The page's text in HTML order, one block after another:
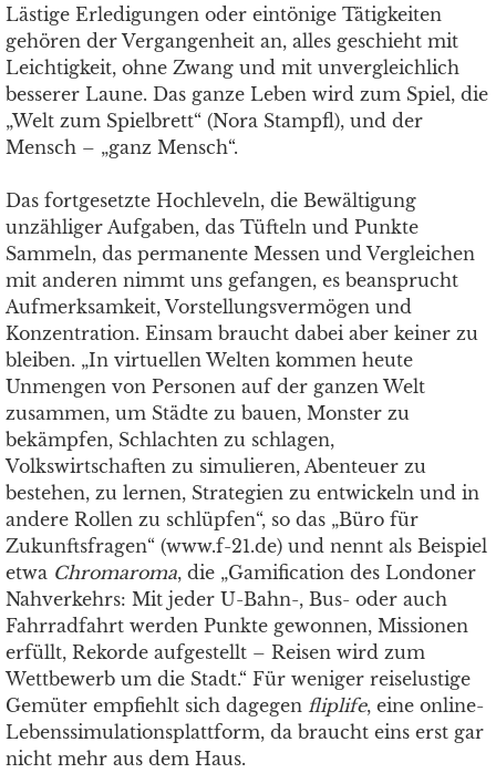
Lästige Erledigungen oder eintönige Tätigkeiten
gehören der Vergangenheit an, alles geschieht mit
Leichtigkeit, ohne Zwang und mit unvergleichlich
besserer Laune. Das ganze Leben wird zum Spiel, die
„Welt zum Spielbrett“ (Nora Stampfl), und der
Mensch – „ganz Mensch“.
Das fortgesetzte Hochleveln, die Bewältigung
unzähliger Aufgaben, das Tüfteln und Punkte
Sammeln, das permanente Messen und Vergleichen
mit anderen nimmt uns gefangen, es beansprucht
Aufmerksamkeit, Vorstellungsvermögen und
Konzentration. Einsam braucht dabei aber keiner zu
bleiben. „In virtuellen Welten kommen heute
Unmengen von Personen auf der ganzen Welt
zusammen, um Städte zu bauen, Monster zu
bekämpfen, Schlachten zu schlagen,
Volkswirtschaften zu simulieren, Abenteuer zu
bestehen, zu lernen, Strategien zu entwickeln und in
andere Rollen zu schlüpfen“, so das „Büro für
Zukunftsfragen“ (www.f-21.de) und nennt als Beispiel
etwa Chromaroma, die „Gamification des Londoner
Nahverkehrs: Mit jeder U-Bahn-, Bus- oder auch
Fahrradfahrt werden Punkte gewonnen, Missionen
erfüllt, Rekorde aufgestellt – Reisen wird zum
Wettbewerb um die Stadt.“ Für weniger reiselustige
Gemüter empfiehlt sich dagegen fliplife, eine online-
Lebenssimulationsplattform, da braucht eins erst gar
nicht mehr aus dem Haus.